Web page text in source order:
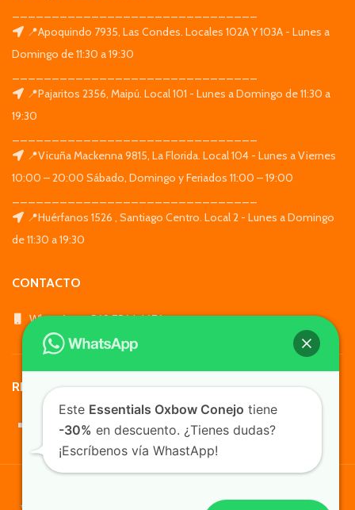
📍Apoquindo 7935, Las Condes. Locales 102A Y 103A - Lunes a
Domingo de 11:30 a 19:30
📍Pajaritos 2356, Maipú. Local 101 - Lunes a Domingo de 11:30 a
19:30
📍Vicuña Mackenna 9815, La Florida. Local 104 - Lunes a Viernes
10:00 – 20:00 Sábado, Domingo y Feriados 11:00 – 19:00
📍Huérfanos 1526 , Santiago Centro. Local 2 - Lunes a Domingo
de 11:30 a 19:30
CONTACTO
WhatsApp: +569 7564 4676
REDES SOCIALES
TusMascotas.cl
Este Essentials Oxbow Conejo tiene
-30% en descuento. ¿Tienes dudas?
¡Escríbenos vía WhastApp!